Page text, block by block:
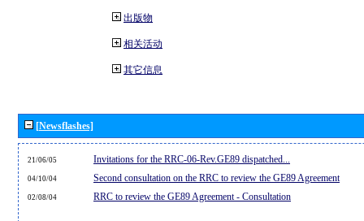
出版物
相关活动
其它信息
[Newsflashes]
21/06/05 Invitations for the RRC-06-Rev.GE89 dispatched...
04/10/04 Second consultation on the RRC to review the GE89 Agreement
02/08/04 RRC to review the GE89 Agreement - Consultation